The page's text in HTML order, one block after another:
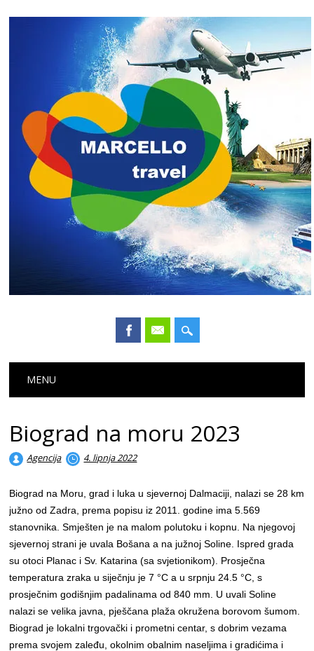
Main menu
MENU
Biograd na moru 2023
Agencija 4. lipnja 2022
Biograd na Moru, grad i luka u sjevernoj Dalmaciji, nalazi se 28 km
južno od Zadra, prema popisu iz 2011. godine ima 5.569
stanovnika. Smješten je na malom polutoku i kopnu. Na njegovoj
sjevernoj strani je uvala Bošana a na južnoj Soline. Ispred grada
su otoci Planac i Sv. Katarina (sa svjetionikom). Prosječna
temperatura zraka u siječnju je 7 °C a u srpnju 24.5 °C, s
prosječnim godišnjim padalinama od 840 mm. U uvali Soline
nalazi se velika javna, pješčana plaža okružena borovom šumom.
Biograd je lokalni trgovački i prometni centar, s dobrim vezama
prema svojem zaleđu, okolnim obalnim naseljima i gradićima i